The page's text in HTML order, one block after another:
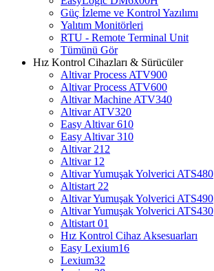
Güç İzleme ve Kontrol Yazılımı
Yalıtım Monitörleri
RTU - Remote Terminal Unit
Tümünü Gör
Hız Kontrol Cihazları & Sürücüler
Altivar Process ATV900
Altivar Process ATV600
Altivar Machine ATV340
Altivar ATV320
Easy Altivar 610
Easy Altivar 310
Altivar 212
Altivar 12
Altivar Yumuşak Yolverici ATS480
Altistart 22
Altivar Yumuşak Yolverici ATS490
Altivar Yumuşak Yolverici ATS430
Altistart 01
Hız Kontrol Cihaz Aksesuarları
Easy Lexium16
Lexium32